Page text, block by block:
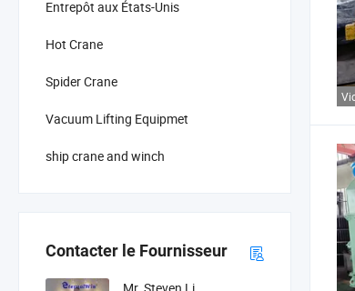
Entrepôt aux États-Unis
Hot Crane
Spider Crane
Vacuum Lifting Equipmet
ship crane and winch
Contacter le Fournisseur